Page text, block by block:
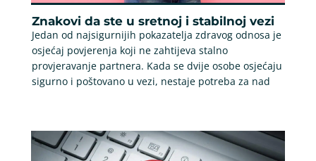
Znakovi da ste u sretnoj i stabilnoj vezi
Jedan od najsigurnijih pokazatelja zdravog odnosa je
osjećaj povjerenja koji ne zahtijeva stalno
provjeravanje partnera. Kada se dvije osobe osjećaju
sigurno i poštovano u vezi, nestaje potreba za nad